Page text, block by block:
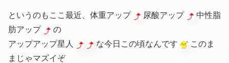
というのもここ最近、体重アップ 尿酸アップ
中性脂
肪アップ
の
アップアップ星人
な今日この頃なんです
このま
まじゃマズイぞ